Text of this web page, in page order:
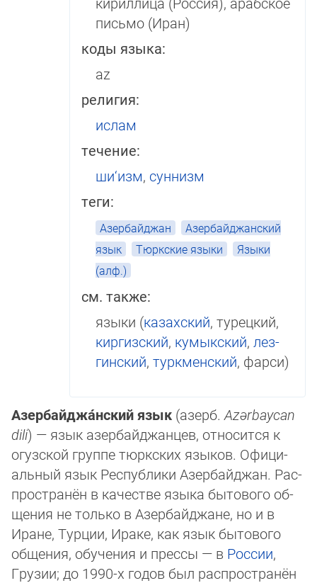
письмо (Иран)
коды языка:
az
религия:
ислам
течение:
ши‘изм, суннизм
теги:
Азербайджан
Азербайджанский
язык
Тюркские языки
Языки
(алф.)
см. также:
языки (казахский, ту­рец­кий,
кир­гиз­ский, ку­мыкский, лез­
гинский, туркменский, фарси)
Азербайджа́нский язык (азерб. Azərbaycan
dili) — язык азер­бай­джан­цев, относится к
огузской группе тюркских язы­ков. Офи­ци­
альный язык Рес­пуб­ли­ки Азербайджан. Рас­
про­стра­нён в ка­че­ст­ве язы­ка бы­то­во­го об­
ще­ния не только в Азер­бай­джа­не, но и в
Ира­­не, Тур­ции, Ира­ке, как язык бы­то­вого
общения, обу­че­ния и прессы — в России,
Гру­зии; до 1990-х годов был рас­пространён